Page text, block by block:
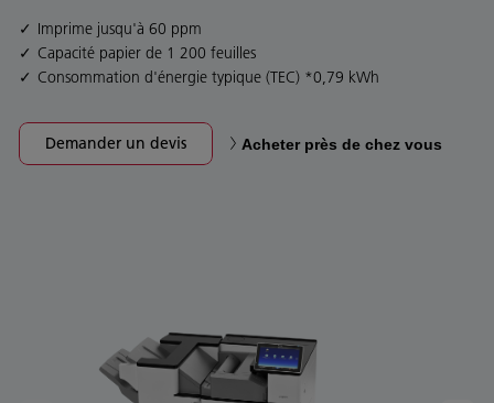
Imprime jusqu'à 60 ppm
Capacité papier de 1 200 feuilles
Consommation d'énergie typique (TEC) *0,79 kWh
Demander un devis Acheter près de chez vous